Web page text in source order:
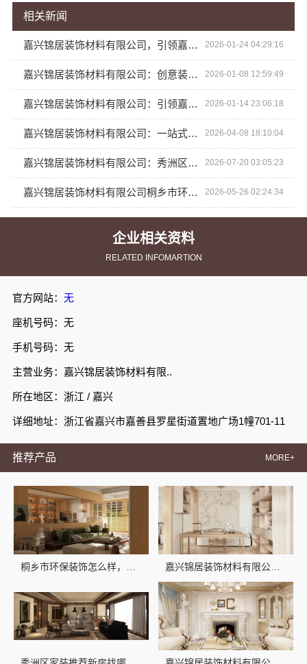
企业相关资料
RELATED INFOMARTION
官方网站： 无
座机号码：无
手机号码：无
主营业务：嘉兴锦居装饰材料有限..
所在地区：浙江 / 嘉兴
详细地址：浙江省嘉兴市嘉善县罗星街道置地广场1幢701-11
推荐产品 MORE+
相关新闻
嘉兴锦居装饰材料有限公司，引领嘉兴装饰行业新方向 2026-01-24 04:29:16
嘉兴锦居装饰材料有限公司：创意装饰点亮生活 2026-01-08 12:59:49
嘉兴锦居装饰材料有限公司：引领嘉兴装修新风尚 2026-01-14 23:06:18
嘉兴锦居装饰材料有限公司：一站式装饰装修解决方案 2026-04-08 18:10:04
嘉兴锦居装饰材料有限公司：秀洲区装饰排名公寓服务 2026-07-20 03:05:23
嘉兴锦居装饰材料有限公司桐乡市环保装饰怎么样 2026-05-26 02:24:34